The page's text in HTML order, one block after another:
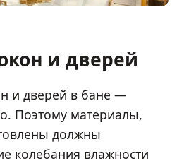
и дверей
и дверей в бане —
Поэтому материалы,
должны
колебания влажности